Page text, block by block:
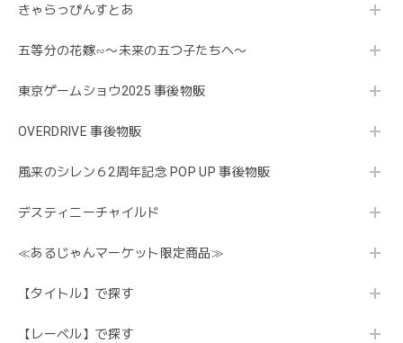
きゃらっぴんすとあ
五等分の花嫁∽〜未来の五つ子たちへ〜
東京ゲームショウ2025 事後物販
OVERDRIVE 事後物販
風来のシレン６2周年記念 POP UP 事後物販
デスティニーチャイルド
≪あるじゃんマーケット限定商品≫
【タイトル】で探す
【レーベル】で探す